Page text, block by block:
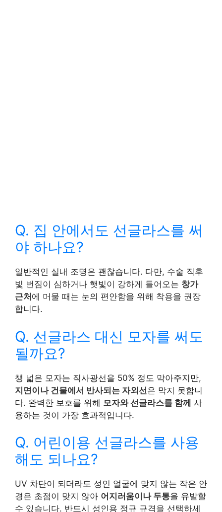
Q. 집 안에서도 선글라스를 써
야 하나요?
일반적인 실내 조명은 괜찮습니다. 다만, 수술 직후
빛 번짐이 심하거나 햇빛이 강하게 들어오는 창가
근처 에 머물 때는 눈의 편안함을 위해 착용을 권장
합니다.
Q. 선글라스 대신 모자를 써도
될까요?
챙 넓은 모자는 직사광선을 50% 정도 막아주지만,
지면이나 건물에서 반사되는 자외선은 막지 못합니
다. 완벽한 보호를 위해 모자와 선글라스를 함께 사
용하는 것이 가장 효과적입니다.
Q. 어린이용 선글라스를 사용
해도 되나요?
UV 차단이 되더라도 성인 얼굴에 맞지 않는 작은 안
경은 초점이 맞지 않아 어지러움이나 두통을 유발할
수 있습니다. 반드시 성인용 정규 규격을 선택하세